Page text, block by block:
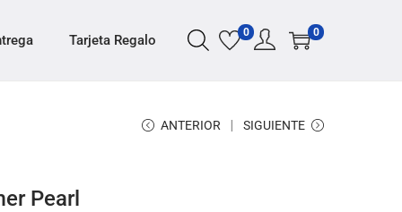
Tarjeta Regalo 0 0
ANTERIOR SIGUIENTE
Pearl